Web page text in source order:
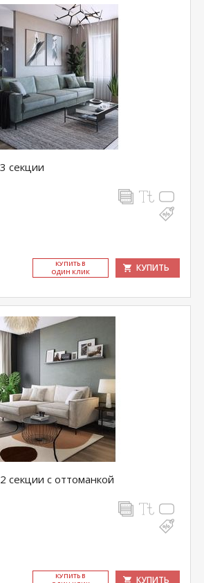
секции
КУ­ПИТЬ В
ОДИН КЛИК
КУПИТЬ
секции с оттоманкой
КУ­ПИТЬ В
КУПИТЬ